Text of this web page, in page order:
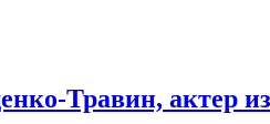
Травин, актер